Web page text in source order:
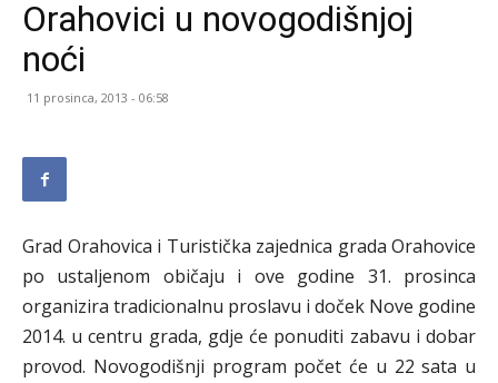
Orahovici u novogodišnjoj
noći
11 prosinca, 2013 - 06:58
Grad Orahovica i Turistička zajednica grada Orahovice
po ustaljenom običaju i ove godine 31. prosinca
organizira tradicionalnu proslavu i doček Nove godine
2014. u centru grada, gdje će ponuditi zabavu i dobar
provod. Novogodišnji program počet će u 22 sata u